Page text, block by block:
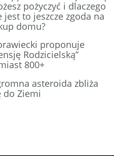
pożyczyć i dlaczego
jest to jeszcze zgoda na
domu?
proponuje
Rodzicielską”
800+
asteroida zbliża
do Ziemi